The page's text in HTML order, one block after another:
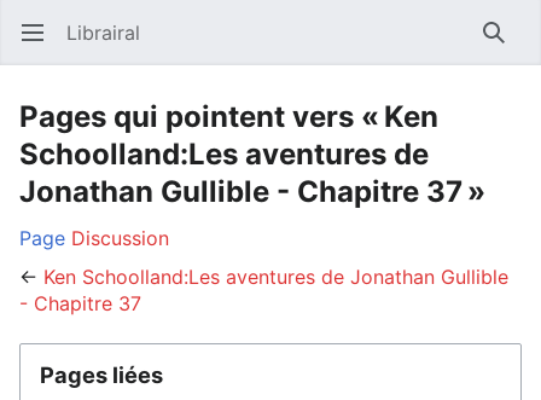
Ouvrir le menu principal Librairal
Pages qui pointent vers « Ken
Schoolland:Les aventures de
Jonathan Gullible - Chapitre 37 »
Page Discussion
← Ken Schoolland:Les aventures de Jonathan Gullible
- Chapitre 37
Pages liées